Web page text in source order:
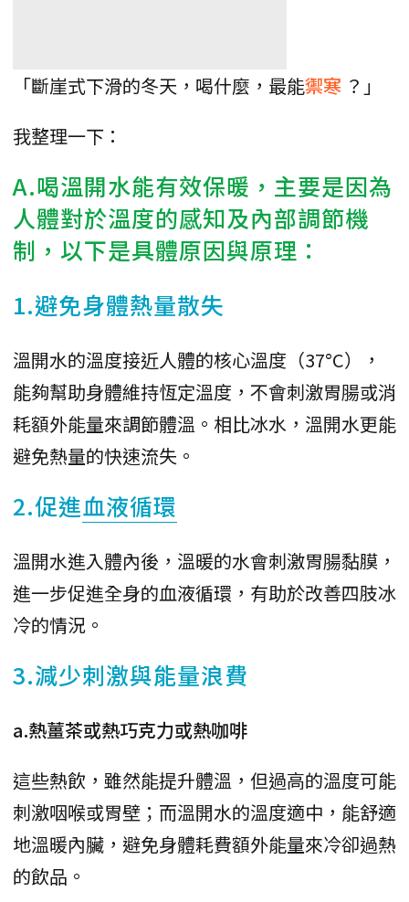
「斷崖式下滑的冬天，喝什麼，最能禦寒 ？」
我整理一下：
A.喝溫開水能有效保暖，主要是因為
人體對於溫度的感知及內部調節機
制，以下是具體原因與原理：
1.避免身體熱量散失
溫開水的溫度接近人體的核心溫度（37°C），
能夠幫助身體維持恆定溫度，不會刺激胃腸或消
耗額外能量來調節體溫。相比冰水，溫開水更能
避免熱量的快速流失。
2.促進血液循環
溫開水進入體內後，溫暖的水會刺激胃腸黏膜，
進一步促進全身的血液循環，有助於改善四肢冰
冷的情況。
3.減少刺激與能量浪費
a.熱薑茶或熱巧克力或熱咖啡
這些熱飲，雖然能提升體溫，但過高的溫度可能
刺激咽喉或胃壁；而溫開水的溫度適中，能舒適
地溫暖內臟，避免身體耗費額外能量來冷卻過熱
的飲品。